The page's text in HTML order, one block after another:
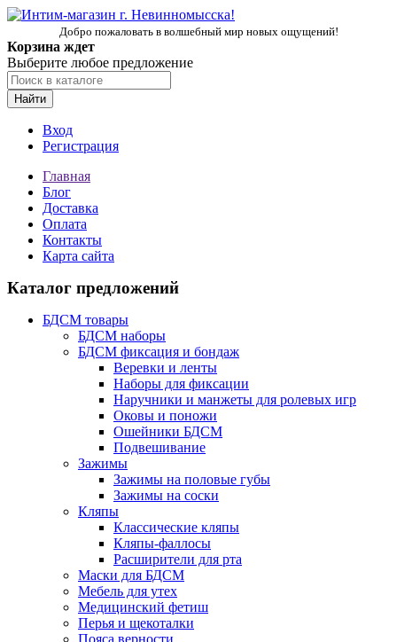
Добро пожаловать в волшебный мир новых ощущений!
Корзина ждет
Выберите любое предложение
Найти
Вход
Регистрация
Главная
Блог
Доставка
Оплата
Контакты
Карта сайта
Каталог предложений
БДСМ товары
БДСМ наборы
БДСМ фиксация и бондаж
Веревки и ленты
Наборы для фиксации
Наручники и манжеты для ролевых игр
Оковы и поножи
Ошейники БДСМ
Подвешивание
Зажимы
Зажимы на половые губы
Зажимы на соски
Кляпы
Классические кляпы
Кляпы-фаллосы
Расширители для рта
Маски для БДСМ
Мебель для утех
Медицинский фетиш
Перья и щекоталки
Пояса верности